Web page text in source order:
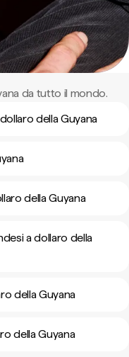
da tutto il mondo.
della Guyana
della Guyana
a dollaro della
della Guyana
della Guyana